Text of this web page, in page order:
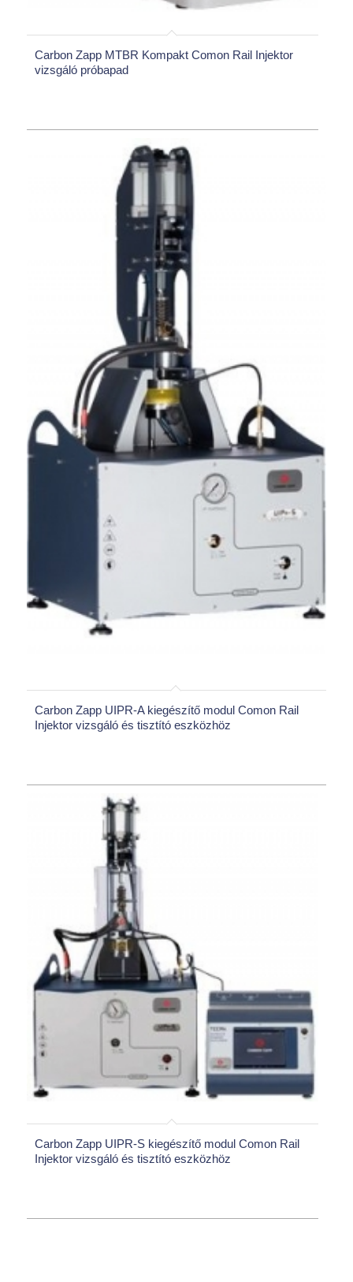
Carbon Zapp MTBR Kompakt Comon Rail Injektor
vizsgáló próbapad
Carbon Zapp UIPR-A kiegészítő modul Comon Rail
Injektor vizsgáló és tisztító eszközhöz
Carbon Zapp UIPR-S kiegészítő modul Comon Rail
Injektor vizsgáló és tisztító eszközhöz